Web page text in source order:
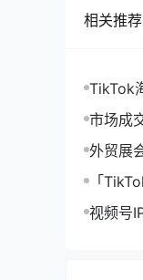
相关推荐
TikTok
字人，
市场成
拓与成
外贸展
化SOP
「
现10万
视频号